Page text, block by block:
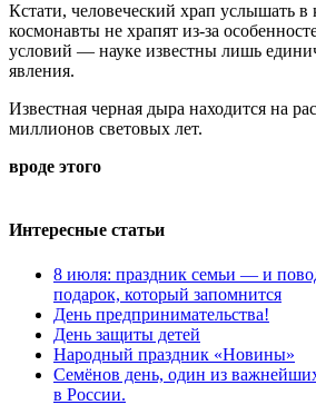
Кстати, человеческий храп услышать
космонавты не храпят из-за
условий — науке известны лишь
явления.
Известная черная дыра находится на
миллионов световых лет.
вроде этого
Интересные статьи
8 июля: праздник семьи — и
подарок, который запомнится
День предпринимательства!
День защиты детей
Народный праздник «Новины»
Семёнов день, один из
в России.